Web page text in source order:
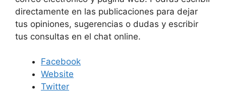
directamente en las publicaciones para dejar
tus opiniones, sugerencias o dudas y escribir
tus consultas en el chat online.
Facebook
Website
Twitter